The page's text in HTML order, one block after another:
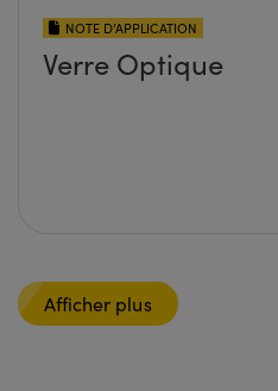
NOTE D’APPLICATION
Verre Optique
Afficher plus